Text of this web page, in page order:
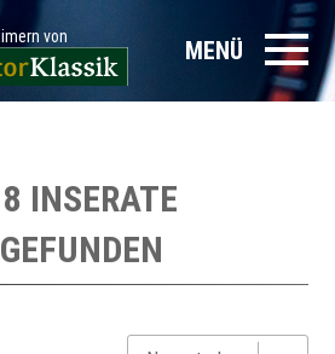
von MENÜ
INSERATE
GEFUNDEN